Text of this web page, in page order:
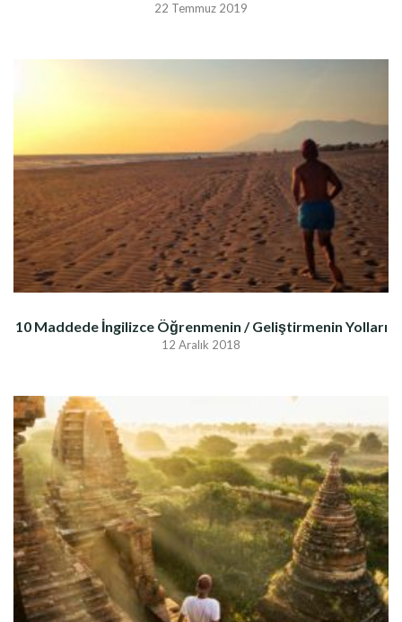
22 Temmuz 2019
10 Maddede İngilizce Öğrenmenin / Geliştirmenin Yolları
12 Aralık 2018